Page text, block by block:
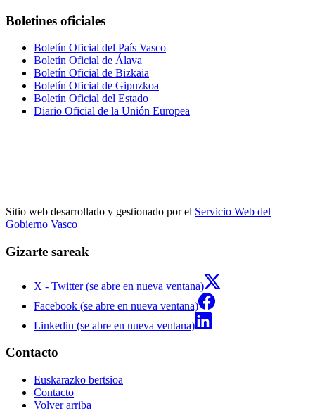
Boletines oficiales
Boletín Oficial del País Vasco
Boletín Oficial de Álava
Boletín Oficial de Bizkaia
Boletín Oficial de Gipuzkoa
Boletín Oficial del Estado
Diario Oficial de la Unión Europea
Sitio web desarrollado y gestionado por el Servicio Web del
Gobierno Vasco
Gizarte sareak
X - Twitter (se abre en nueva ventana)
Facebook (se abre en nueva ventana)
Linkedin (se abre en nueva ventana)
Contacto
Euskarazko bertsioa
Contacto
Volver arriba